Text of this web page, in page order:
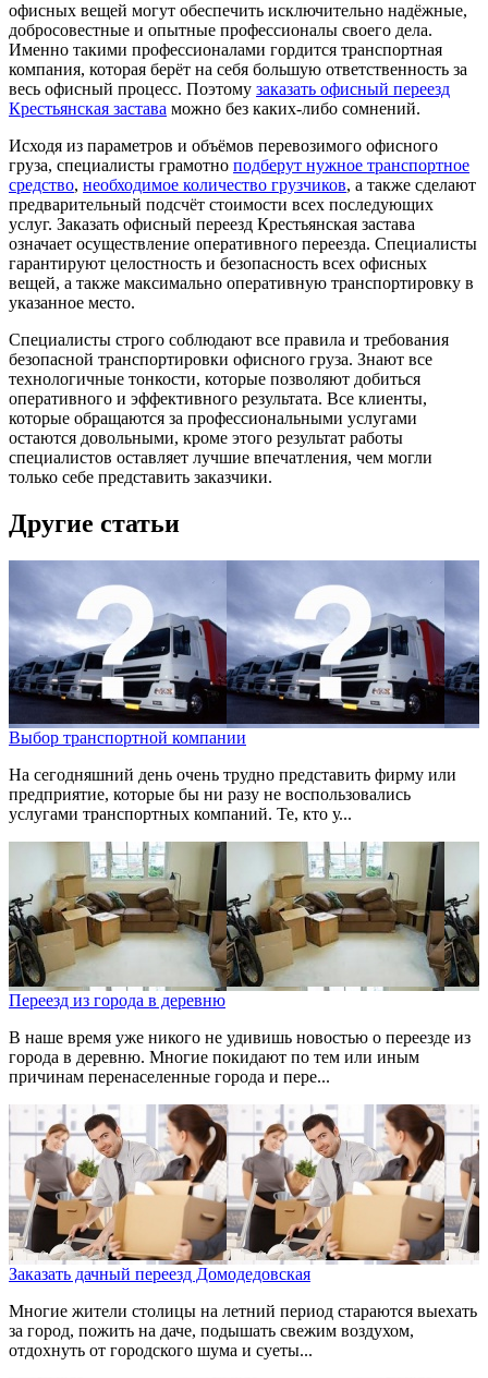
офисных вещей могут обеспечить исключительно надёжные,
добросовестные и опытные профессионалы своего дела.
Именно такими профессионалами гордится транспортная
компания, которая берёт на себя большую ответственность за
весь офисный процесс. Поэтому заказать офисный переезд
Крестьянская застава можно без каких-либо сомнений.
Исходя из параметров и объёмов перевозимого офисного
груза, специалисты грамотно подберут нужное транспортное
средство, необходимое количество грузчиков, а также сделают
предварительный подсчёт стоимости всех последующих
услуг. Заказать офисный переезд Крестьянская застава
означает осуществление оперативного переезда. Специалисты
гарантируют целостность и безопасность всех офисных
вещей, а также максимально оперативную транспортировку в
указанное место.
Специалисты строго соблюдают все правила и требования
безопасной транспортировки офисного груза. Знают все
технологичные тонкости, которые позволяют добиться
оперативного и эффективного результата. Все клиенты,
которые обращаются за профессиональными услугами
остаются довольными, кроме этого результат работы
специалистов оставляет лучшие впечатления, чем могли
только себе представить заказчики.
Другие статьи
Выбор транспортной компании
На сегодняшний день очень трудно представить фирму или
предприятие, которые бы ни разу не воспользовались
услугами транспортных компаний. Те, кто у...
Переезд из города в деревню
В наше время уже никого не удивишь новостью о переезде из
города в деревню. Многие покидают по тем или иным
причинам перенаселенные города и пере...
Заказать дачный переезд Домодедовская
Многие жители столицы на летний период стараются выехать
за город, пожить на даче, подышать свежим воздухом,
отдохнуть от городского шума и суеты...